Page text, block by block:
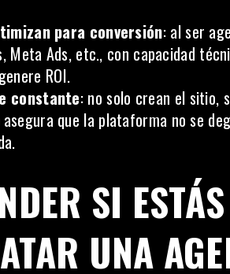
para conversión: al ser
Meta Ads, etc., con capacidad
ROI.
constante: no solo crean el sitio,
que la plataforma no se
SI ESTÁS
UNA